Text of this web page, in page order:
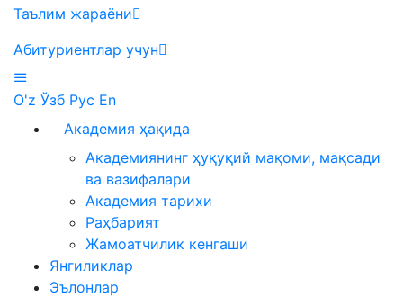
Таълим жараёни
Абитуриентлар учун
O'z Ўзб Рус En
Академия ҳақида
Академиянинг ҳуқуқий мақоми, мақсади
ва вазифалари
Академия тарихи
Раҳбарият
Жамоатчилик кенгаши
Янгиликлар
Эълонлар